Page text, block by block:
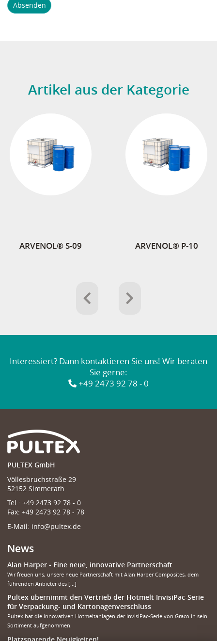
Absenden
Artikel aus der Kategorie
ARVENOL® S-09 ARVENOL® P-10
Interessiert? Dann kontaktieren Sie uns! Wir beraten
Sie gerne:
+49 2473 92 78 - 0
PULTEX GmbH
Völlesbruchstraße 29
52152 Simmerath
Tel.: +49 2473 92 78 - 0
Fax: +49 2473 92 78 - 78
E-Mail: info@pultex.de
News
Alan Harper - Eine neue, innovative Partnerschaft
Wir freuen uns, unsere neue Partnerschaft mit Alan Harper Composites, dem
führenden Anbieter des [...]
Pultex übernimmt den Vertrieb der Hotmelt InvisiPac-Serie
für Verpackung- und Kartonagenverschluss
Pultex hat die innovativen Hotmeltanlagen der InvisiPac-Serie von Graco in sein
Sortiment aufgenommen.
Platzsparende Neuigkeiten!